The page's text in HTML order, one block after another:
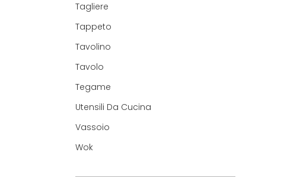
Tagliere
Tappeto
Tavolino
Tavolo
Tegame
Utensili Da Cucina
Vassoio
Wok